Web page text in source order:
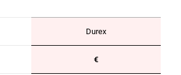
Durex
€